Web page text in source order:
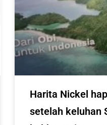
Harita Nickel
setelah keluhan